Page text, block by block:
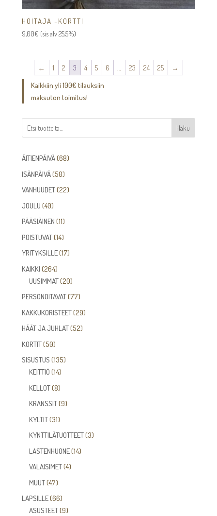
HOITAJA -KORTTI
9,00€ (sis alv 25,5%)
← 1 2 3 4 5 6 … 23 24 25
→
Kaikkiin yli 100€ tilauksiin
maksuton toimitus!
Haku
ÄITIENPÄIVÄ 6868
ISÄNPÄIVÄ 5050
tuotetta
VANHUUDET 2222
JOULU 4040
tuotetta
PÄÄSIÄINEN 1111
tuotetta
POISTUVAT 1414
tuotetta
YRITYKSILLE 1717
KAIKKI 264264
tuotetta
UUSIMMAT 2020
tuotetta
PERSONOITAVAT 7777
tuotetta
KAKKUKORISTEET 2929
HÄÄT JA JUHLAT 5252
KORTIT 5050
tuotetta
SISUSTUS 135135
KEITTIÖ 1414
tuotetta
KELLOT 88
tuotetta
KRANSSIT 99
KYLTIT 3131
tuotetta
KYNTTILÄTUOTTEET 33
LASTENHUONE 1414
VALAISIMET 44
MUUT 4747
tuotetta
LAPSILLE 6666
tuotetta
ASUSTEET 99